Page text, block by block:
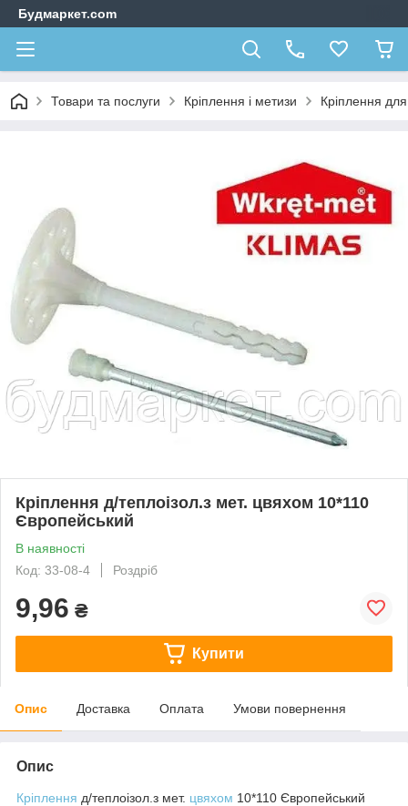
Будмаркет.com
Товари та послуги Кріплення і метизи Кріплення для
Кріплення д/теплоізол.з мет. цвяхом 10*110
Європейський
В наявності
Код: 33-08-4
Роздріб
9,96 ₴
Купити
Опис Доставка Оплата Умови повернення
Опис
Кріплення д/теплоізол.з мет. цвяхом 10*110 Європейський